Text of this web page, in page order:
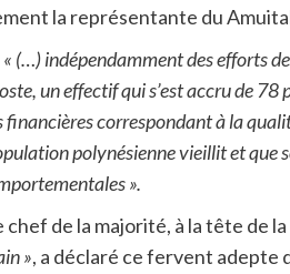
la représentante du
« (…) indépendamment des efforts
un effectif qui s’est accru de
financières correspondant à la
polynésienne vieillit et que
».
chef de la majorité, à la tête de
», a déclaré ce fervent adepte